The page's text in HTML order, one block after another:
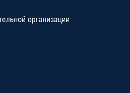
организации